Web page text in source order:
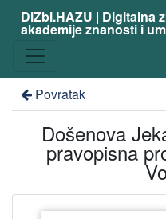
DiZbi.HAZU | Digitalna
akademije znanosti i
Povratak
Došenova
pravopisna